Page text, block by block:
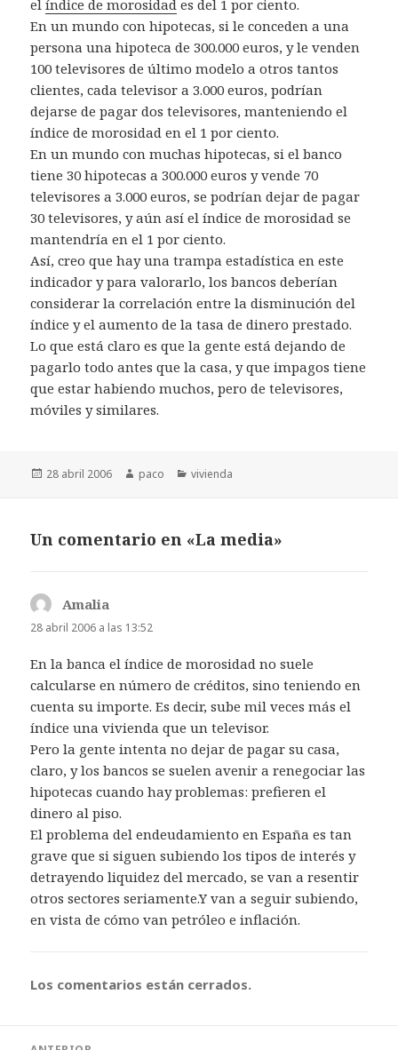
elíndice de morosidad es del 1 por ciento.
En un mundo con hipotecas, si le conceden a una
persona una hipoteca de 300.000 euros, y le venden
100 televisores de último modelo a otros tantos
clientes, cada televisor a 3.000 euros, podrían
dejarse de pagar dos televisores, manteniendo el
índice de morosidad en el 1 por ciento.
En un mundo con muchas hipotecas, si el banco
tiene 30 hipotecas a 300.000 euros y vende 70
televisores a 3.000 euros, se podrían dejar de pagar
30 televisores, y aún así el índice de morosidad se
mantendría en el 1 por ciento.
Así, creo que hay una trampa estadística en este
indicador y para valorarlo, los bancos deberían
considerar la correlación entre la disminución del
índice y el aumento de la tasa de dinero prestado.
Lo que está claro es que la gente está dejando de
pagarlo todo antes que la casa, y que impagos tiene
que estar habiendo muchos, pero de televisores,
móviles y similares.
Publicado
28 abril 2006 Autor
paco Categorías
vivienda
Un comentario en «La media»
Amalia
28 abril 2006 a las 13:52
En la banca el índice de morosidad no suele
calcularse en número de créditos, sino teniendo en
cuenta su importe. Es decir, sube mil veces más el
índice una vivienda que un televisor.
Pero la gente intenta no dejar de pagar su casa,
claro, y los bancos se suelen avenir a renegociar las
hipotecas cuando hay problemas: prefieren el
dinero al piso.
El problema del endeudamiento en España es tan
grave que si siguen subiendo los tipos de interés y
detrayendo liquidez del mercado, se van a resentir
otros sectores seriamente.Y van a seguir subiendo,
en vista de cómo van petróleo e inflación.
Los comentarios están cerrados.